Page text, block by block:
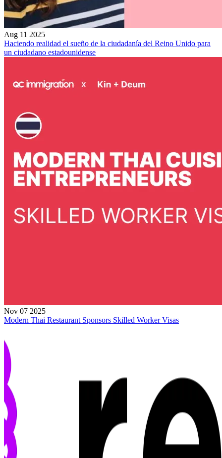
Aug 11 2025
Haciendo realidad el sueño de la ciudadanía del Reino Unido para
un ciudadano estadounidense
Nov 07 2025
Modern Thai Restaurant Sponsors Skilled Worker Visas